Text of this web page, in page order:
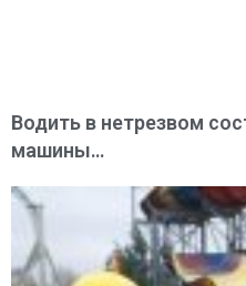
Водить в нетрезвом
машины…